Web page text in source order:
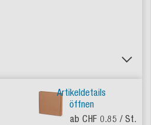
Artikeldetails
öffnen
ab CHF 0.85 / St.